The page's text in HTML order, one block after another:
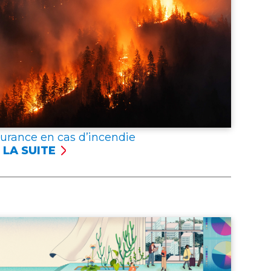
en cas d’incendie
LA SUITE